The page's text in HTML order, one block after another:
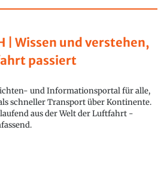
| Wissen und verstehen,
passiert
und Informationsportal für alle,
schneller Transport über Kontinente.
aus der Welt der Luftfahrt -